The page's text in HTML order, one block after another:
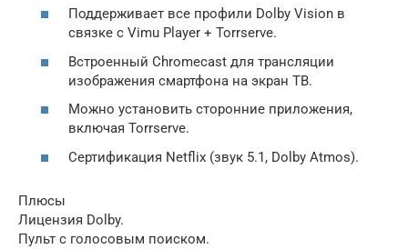
Поддерживает все профили Dolby Vision в
связке с Vimu Player + Torrserve.
Встроенный Chromecast для трансляции
изображения смартфона на экран ТВ.
Можно установить сторонние приложения,
включая Torrserve.
Сертификация Netflix (звук 5.1, Dolby Atmos).
Плюсы
Лицензия Dolby.
Пульт с голосовым поиском.